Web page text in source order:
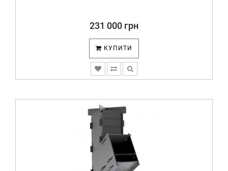
231 000 грн
КУПИТИ